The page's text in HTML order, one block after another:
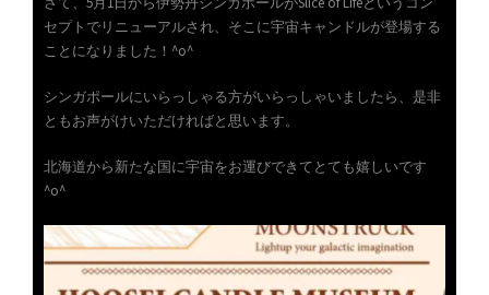
セプトでリニューアルされ、そこに宇宙キャンドルが登場する
ことになりました！^o^
シンガポールにいらっしゃる方がいらっしゃいましたら、是非
ともお声がけいただければと思います。
北海道から新たな国に宇宙をお運びできてとても嬉しいです
^o^